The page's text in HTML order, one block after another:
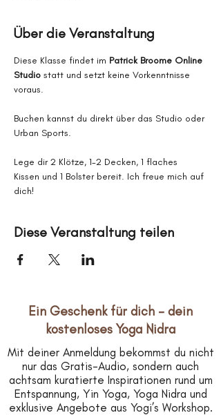
Über die Veranstaltung
Diese Klasse findet im Patrick Broome Online
Studio statt und setzt keine Vorkenntnisse
voraus.
Buchen kannst du direkt über das Studio oder
Urban Sports.
Lege dir 2 Klötze, 1-2 Decken, 1 flaches
Kissen und 1 Bolster bereit. Ich freue mich auf
dich!
Diese Veranstaltung teilen
Ein Geschenk für dich – dein
kostenloses Yoga Nidra
Mit deiner Anmeldung bekommst du nicht
nur das Gratis-Audio, sondern auch
achtsam kuratierte Inspirationen rund um
Entspannung, Yin Yoga, Yoga Nidra und
exklusive Angebote aus Yogi’s Workshop.